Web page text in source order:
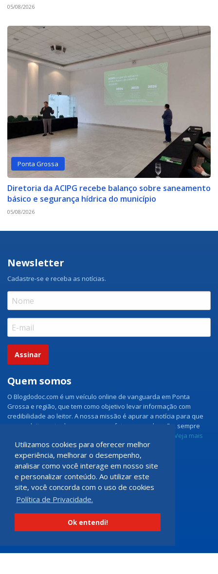
Utilizamos cookies para oferecer melhor
experiência, melhorar o desempenho,
analisar como você interage em nosso site
e personalizar conteúdo. Ao utilizar este
site, você concorda com o uso de cookies
Política de Privacidade.
Ok entendi!
05/08/2026
Ponta Grossa
Diretoria da ACIPG recebe balanço sobre saneamento
básico e segurança hídrica do município
05/08/2026
Newsletter
Cadastre-se e receba as notícias.
Assinar
Quem somos
O Blogdodoc.com é um veículo online de vanguarda em Ponta
Grossa e região, que tem como objetivo levar informação com
credibilidade ao leitor. A nossa missão é apurar a notícia para que
nossos leitores tenham acesso aos fatos como eles são, sempre
Veja mais
Grupo Doc.com
Rua Rio de Janeiro, 150 - Sala 102
CEP: 84070-060 - Nova Rússia
Ponta Grossa \ PR